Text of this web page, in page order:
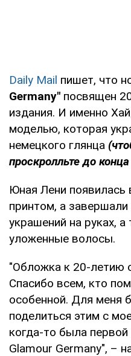
Daily Mail пишет, что
Germany" посвящен
издания. И именно
моделью, которая
немецкого глянца
проскролльте до
Юная Лени появилась
принтом, а
украшений на руках,
уложенные волосы.
"Обложка к 20-летию
Спасибо всем, кто
особенной. Для меня
поделиться этим с
когда-то была
Glamour Germany", –